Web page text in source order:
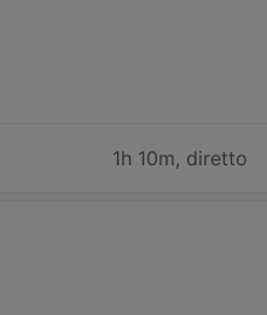
1h 10m, diretto